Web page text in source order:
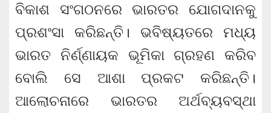
ବିକାଶ ସଂଗଠନରେ ଭାରତର ଯୋଗଦାନକୁ
ପ୍ରଶଂସା କରିଛନ୍ତି। ଭବିଷ୍ୟତରେ ମଧ୍ୟ
ଭାରତ ନିର୍ଣ୍ଣାୟକ ଭୂମିକା ଗ୍ରହଣ କରିବ
ବୋଲି ସେ ଆଶା ପ୍ରକଟ କରିଛନ୍ତି।
ଆଲୋଚନାରେ ଭାରତର ଅର୍ଥବ୍ୟବସ୍ଥା